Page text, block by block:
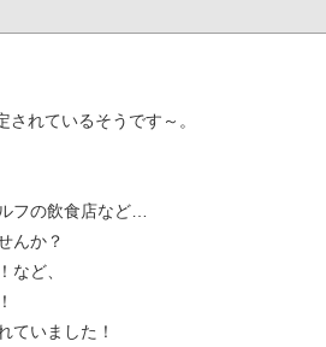
されているそうです～。
フの飲食店など…
んか？
など、
ていました！